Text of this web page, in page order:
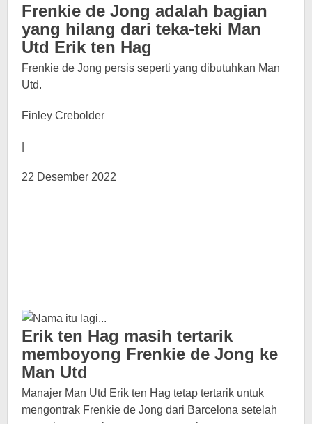
Frenkie de Jong adalah bagian
yang hilang dari teka-teki Man
Utd Erik ten Hag
Frenkie de Jong persis seperti yang dibutuhkan Man
Utd.
Finley Crebolder
22 Desember 2022
Erik ten Hag masih tertarik
memboyong Frenkie de Jong ke
Man Utd
Manajer Man Utd Erik ten Hag tetap tertarik untuk
mengontrak Frenkie de Jong dari Barcelona setelah